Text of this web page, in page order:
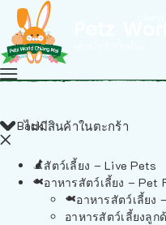
ไม่มีสินค้าในตะกร้า
Back
สัตว์เลี้ยง – Live Pets
อาหารสัตว์เลี้ยง – Pet
อาหารสัตว์เลี้ยง
อาหารสัตว์เลี้ยงลูก